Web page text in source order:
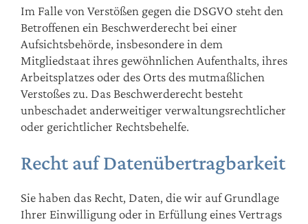
Im Falle von Verstößen gegen die DSGVO steht den
Betroffenen ein Beschwerderecht bei einer
Aufsichtsbehörde, insbesondere in dem
Mitgliedstaat ihres gewöhnlichen Aufenthalts, ihres
Arbeitsplatzes oder des Orts des mutmaßlichen
Verstoßes zu. Das Beschwerderecht besteht
unbeschadet anderweitiger verwaltungsrechtlicher
oder gerichtlicher Rechtsbehelfe.
Recht auf Datenübertragbarkeit
Sie haben das Recht, Daten, die wir auf Grundlage
Ihrer Einwilligung oder in Erfüllung eines Vertrags